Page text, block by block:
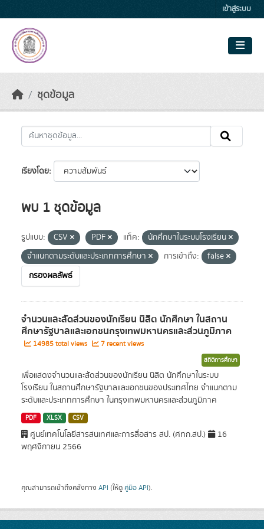
เข้าสู่ระบบ
ชุดข้อมูล
เรียงโดย
พบ 1 ชุดข้อมูล
รูปแบบ: CSV PDF แท็ค:
นักศึกษาในระบบโรงเรียน
จำแนกตามระดับและประเภทการศึกษา
การเข้าถึง:
false
กรองผลลัพธ์
จำนวนและสัดส่วนของนักเรียน นิสิต นักศึกษา ในสถาน
ศึกษารัฐบาลและเอกชนกรุงเทพมหานครและส่วนภูมิภาค
14985 total views 7 recent views
สถิติการศึกษา
เพื่อแสดงจำนวนและสัดส่วนของนักเรียน นิสิต นักศึกษาในระบบ
โรงเรียน ในสถานศึกษารัฐบาลและเอกชนของประเทศไทย จำแนกตาม
ระดับและประเภทการศึกษา ในกรุงเทพมหานครและส่วนภูมิภาค
PDF XLSX CSV
ศูนย์เทคโนโลยีสารสนเทศและการสื่อสาร สป. (ศทก.สป.)
16
พฤศจิกายน 2566
คุณสามารถเข้าถึงคลังทาง API (ให้ดู คู่มือ API).